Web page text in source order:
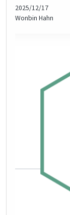
2025/12/17
Wonbin Hahn